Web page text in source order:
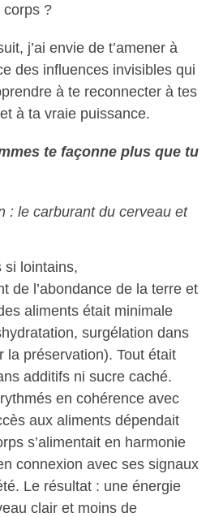
corps ?
j’ai envie de t’amener à
des influences invisibles qui
à te reconnecter à tes
à ta vraie puissance.
te façonne plus que tu
: le carburant du cerveau et
si lointains,
de l’abondance de la terre et
aliments était minimale
surgélation dans
la préservation). Tout était
additifs ni sucre caché.
en cohérence avec
aux aliments dépendait
s’alimentait en harmonie
connexion avec ses signaux
Le résultat : une énergie
clair et moins de